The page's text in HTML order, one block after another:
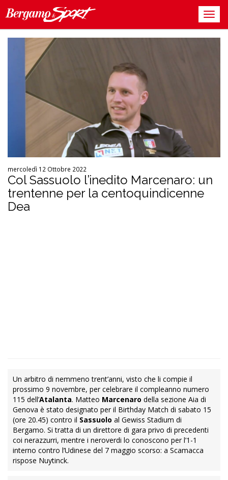
mercoledì 12 Ottobre 2022
Col Sassuolo l’inedito Marcenaro: un
trentenne per la centoquindicenne
Dea
Un arbitro di nemmeno trent’anni, visto che li compie il
prossimo 9 novembre, per celebrare il compleanno numero
115 dell’Atalanta. Matteo Marcenaro della sezione Aia di
Genova è stato designato per il Birthday Match di sabato 15
(ore 20.45) contro il Sassuolo al Gewiss Stadium di
Bergamo. Si tratta di un direttore di gara privo di precedenti
coi nerazzurri, mentre i neroverdi lo conoscono per l’1-1
interno contro l’Udinese del 7 maggio scorso: a Scamacca
rispose Nuytinck.